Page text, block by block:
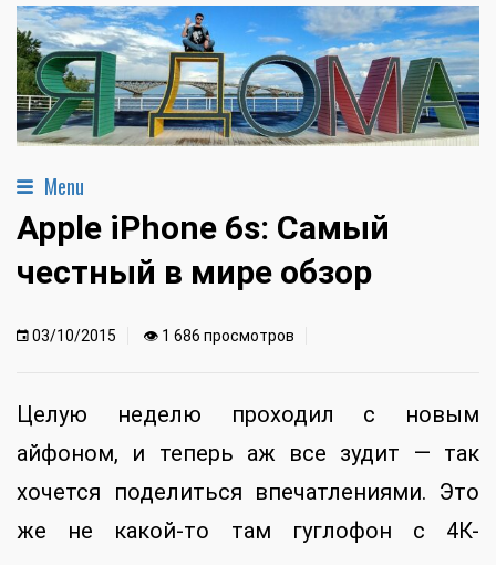
Menu
Apple iPhone 6s: Самый
честный в мире обзор
03/10/2015 👁 1 686 просмотров
Целую неделю проходил с новым
айфоном, и теперь аж все зудит — так
хочется поделиться впечатлениями. Это
же не какой-то там гуглофон с 4К-